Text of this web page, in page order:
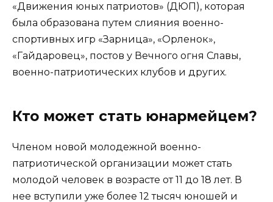
«Движения юных патриотов» (ДЮП), которая
была образована путем слияния военно-
спортивных игр «Зарница», «Орленок»,
«Гайдаровец», постов у Вечного огня Славы,
военно-патриотических клубов и других.
Кто может стать юнармейцем?
Членом новой молодежной военно-
патриотической организации может стать
молодой человек в возрасте от 11 до 18 лет. В
нее вступили уже более 12 тысяч юношей и